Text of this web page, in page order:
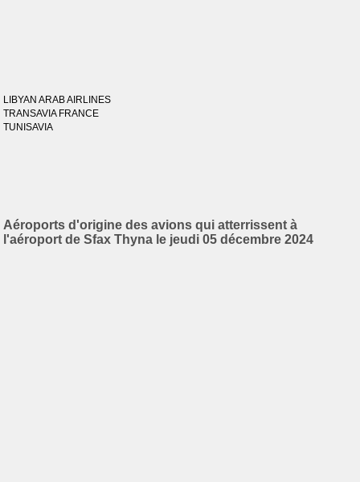
LIBYAN ARAB AIRLINES
TRANSAVIA FRANCE
TUNISAVIA
Aéroports d'origine des avions qui atterrissent à
l'aéroport de Sfax Thyna le jeudi 05 décembre 2024